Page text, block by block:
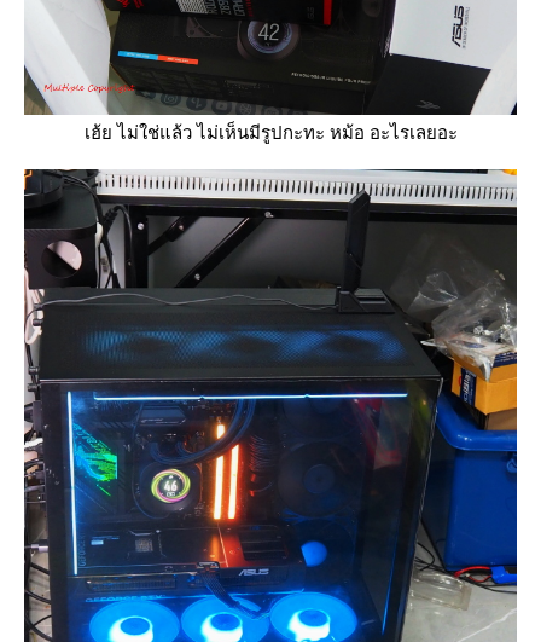
เฮ้ย ไม่ใช่แล้ว ไม่เห็นมีรูปกะทะ หม้อ อะไรเลยอะ